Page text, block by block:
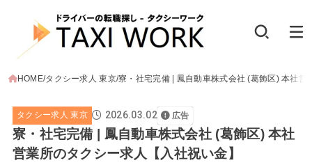
HOME タクシー求人 東京 寮・社宅完備 | 鳳自動車株式会社 (葛飾区) 本社営
タクシー求人 東京 2026.03.02 広告
寮・社宅完備 | 鳳自動車株式会社 (葛飾区) 本社
営業所のタクシー求人【入社祝い金】